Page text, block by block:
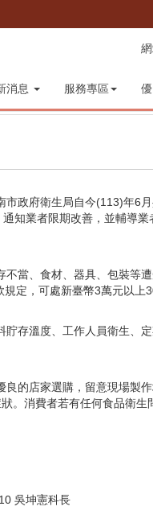
消息 服務專區
政府衛生局自今(113)年6
知業者限期改善，並輔導
當、食材、器具、包裝等
定，可處新臺幣3萬元以上
存溫度、工作人員衛生、
的店家選購，留意現場製
。消費者若有任何食品衛
吳坤憲科長